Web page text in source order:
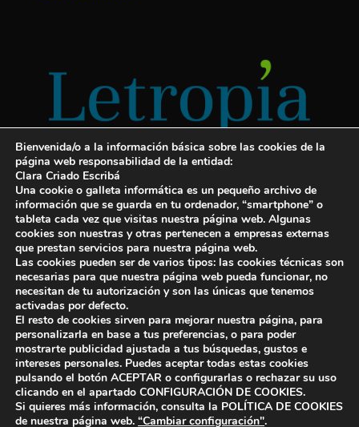
Servicios para escritores
¡Letropía te ayuda con tu libro!
Autopublicar un libro
Cuanto cuesta publicar un libro
Cómo escribir un libro y publicarlo
Bienvenida/o a la información básica sobre las cookies de la
página web responsabilidad de la entidad:
Clara Criado Escribá
Una cookie o galleta informática es un pequeño archivo de
información que se guarda en tu ordenador, “smartphone” o
tableta cada vez que visitas nuestra página web. Algunas
cookies son nuestras y otras pertenecen a empresas externas
que prestan servicios para nuestra página web.
Las cookies pueden ser de varios tipos: las cookies técnicas son
necesarias para que nuestra página web pueda funcionar, no
necesitan de tu autorización y son las únicas que tenemos
activadas por defecto.
El resto de cookies sirven para mejorar nuestra página, para
personalizarla en base a tus preferencias, o para poder
mostrarte publicidad ajustada a tus búsquedas, gustos e
intereses personales. Puedes aceptar todas estas cookies
pulsando el botón ACEPTAR o configurarlas o rechazar su uso
clicando en el apartado CONFIGURACIÓN DE COOKIES.
Si quieres más información, consulta la POLÍTICA DE COOKIES
de nuestra página web. “Cambiar configuración".